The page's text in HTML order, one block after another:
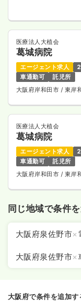
医療法人大植会
葛城病院
エージェント求人
車通勤可
託児所
大阪府岸和田市 / 東岸
医療法人大植会
葛城病院
エージェント求人
車通勤可
託児所
大阪府岸和田市 / 東岸
同じ地域で条件
大阪府泉佐野市×
大阪府泉佐野市×
大阪府で条件を追加す